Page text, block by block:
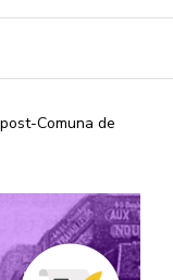
Comuna de